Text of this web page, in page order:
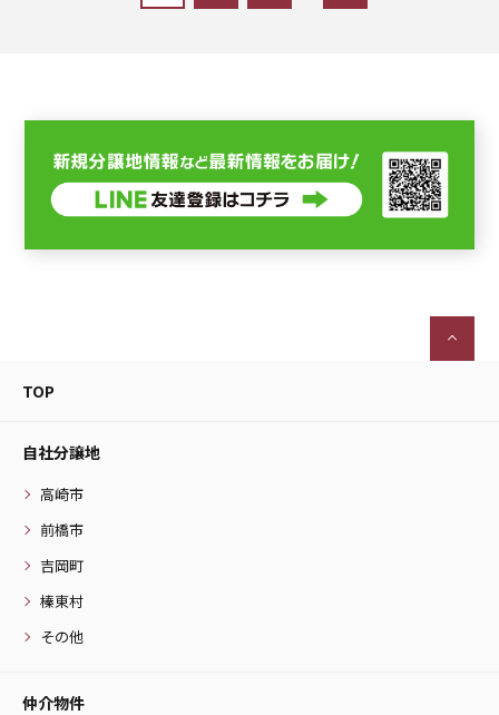
TOP
自社分譲地
高崎市
前橋市
吉岡町
榛東村
その他
仲介物件